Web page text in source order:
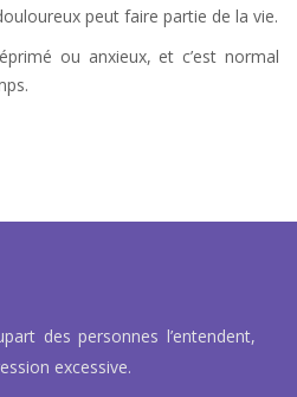
peut faire partie de la vie.
ou anxieux, et c’est normal
des personnes l’entendent,
excessive.